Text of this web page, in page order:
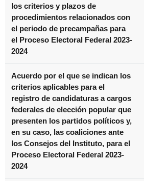
los criterios y plazos de
procedimientos relacionados con
el periodo de precampañas para
el Proceso Electoral Federal 2023-
2024
Acuerdo por el que se indican los
criterios aplicables para el
registro de candidaturas a cargos
federales de elección popular que
presenten los partidos políticos y,
en su caso, las coaliciones ante
los Consejos del Instituto, para el
Proceso Electoral Federal 2023-
2024